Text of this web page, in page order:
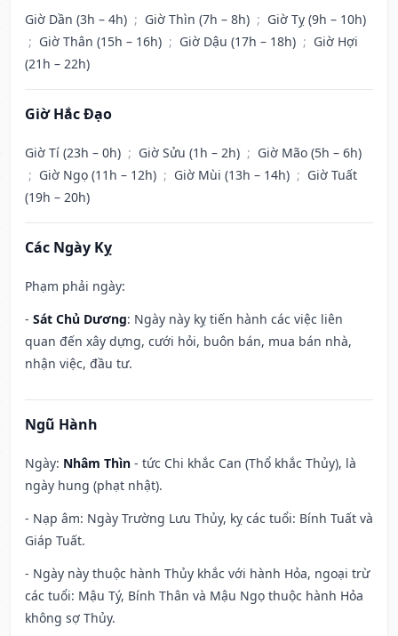
Giờ Dần (3h – 4h) ; Giờ Thìn (7h – 8h) ; Giờ Tỵ (9h – 10h)
; Giờ Thân (15h – 16h) ; Giờ Dậu (17h – 18h) ; Giờ Hợi
(21h – 22h)
Giờ Hắc Đạo
Giờ Tí (23h – 0h) ; Giờ Sửu (1h – 2h) ; Giờ Mão (5h – 6h)
; Giờ Ngọ (11h – 12h) ; Giờ Mùi (13h – 14h) ; Giờ Tuất
(19h – 20h)
Các Ngày Kỵ
Phạm phải ngày:
- Sát Chủ Dương: Ngày này kỵ tiến hành các việc liên
quan đến xây dựng, cưới hỏi, buôn bán, mua bán nhà,
nhận việc, đầu tư.
Ngũ Hành
Ngày: Nhâm Thìn - tức Chi khắc Can (Thổ khắc Thủy), là
ngày hung (phạt nhật).
- Nạp âm: Ngày Trường Lưu Thủy, kỵ các tuổi: Bính Tuất và
Giáp Tuất.
- Ngày này thuộc hành Thủy khắc với hành Hỏa, ngoại trừ
các tuổi: Mậu Tý, Bính Thân và Mậu Ngọ thuộc hành Hỏa
không sợ Thủy.